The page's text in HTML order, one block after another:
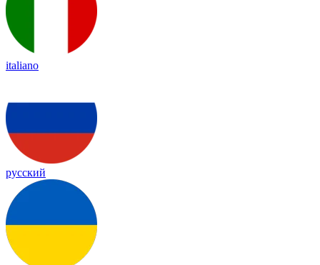
italiano
русский